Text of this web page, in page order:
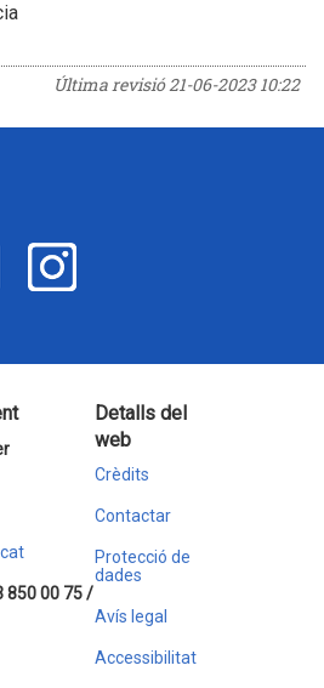
Última revisió21-06-2023 10:22
850 00 75 /
Detalls del
web
Crèdits
Contactar
Protecció de
dades
Avís legal
Accessibilitat